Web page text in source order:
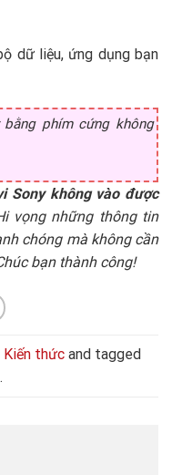
dữ liệu, ứng dụng bạn
phím cứng không
Sony không vào được
vọng những thông tin
chóng mà không cần
bạn thành công!
thức and tagged
.